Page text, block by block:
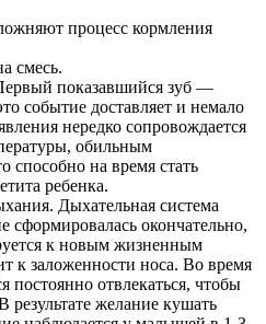
процесс кормления
смесь.
показавшийся зуб —
событие доставляет и немало
нередко сопровождается
обильным
способно на время стать
ребенка.
Дыхательная система
сформировалась окончательно,
к новым жизненным
к заложенности носа. Во время
постоянно отвлекаться, чтобы
результате желание кушать